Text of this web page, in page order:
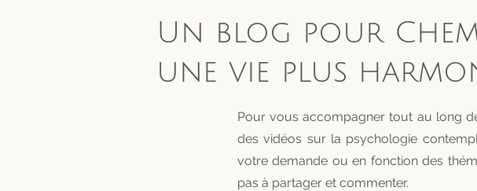
Un blog pour
une vie plus
Pour vous accompagner tout au long
des vidéos sur la psychologie
votre demande ou en fonction des
pas à partager et commenter.